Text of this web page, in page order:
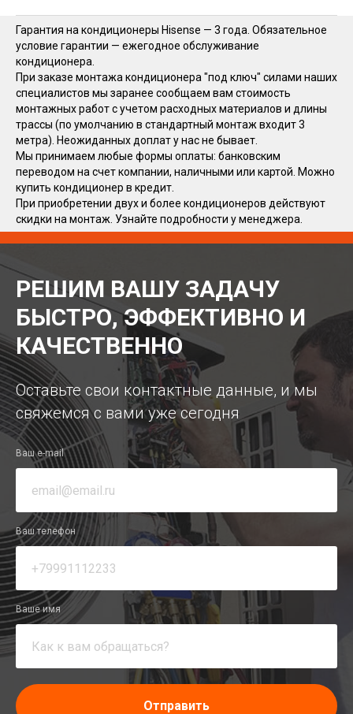
Гарантия на кондиционеры Hisense — 3 года. Обязательное
условие гарантии — ежегодное обслуживание
кондиционера.
При заказе монтажа кондиционера "под ключ" силами наших
специалистов мы заранее сообщаем вам стоимость
монтажных работ с учетом расходных материалов и длины
трассы (по умолчанию в стандартный монтаж входит 3
метра). Неожиданных доплат у нас не бывает.
Мы принимаем любые формы оплаты: банковским
переводом на счет компании, наличными или картой. Можно
купить кондиционер в кредит.
При приобретении двух и более кондиционеров действуют
скидки на монтаж. Узнайте подробности у менеджера.
РЕШИМ ВАШУ ЗАДАЧУ
БЫСТРО, ЭФФЕКТИВНО И
КАЧЕСТВЕННО
Оставьте свои контактные данные, и мы
свяжемся с вами уже сегодня
Ваш e-mail
Ваш телефон
Ваше имя
Отправить